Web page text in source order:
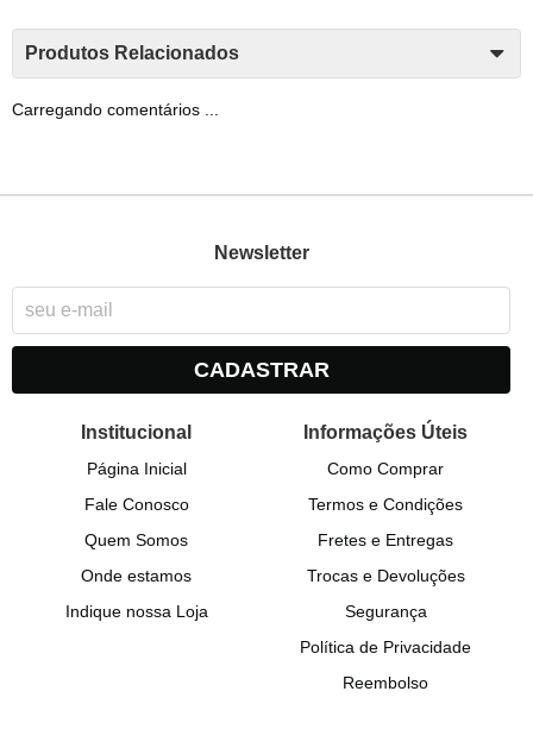
Produtos Relacionados
Carregando comentários ...
Newsletter
CADASTRAR
Institucional
Página Inicial
Fale Conosco
Quem Somos
Onde estamos
Indique nossa Loja
Informações Úteis
Como Comprar
Termos e Condições
Fretes e Entregas
Trocas e Devoluções
Segurança
Política de Privacidade
Reembolso